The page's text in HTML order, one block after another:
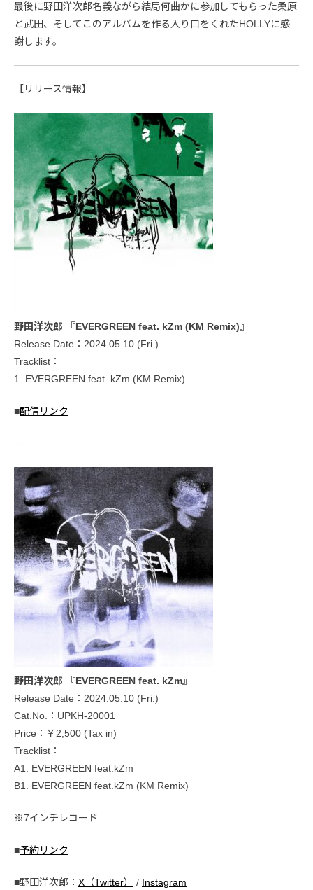
最後に野田洋次郎名義ながら結局何曲かに参加してもらった桑原
と武田、そしてこのアルバムを作る入り口をくれたHOLLYに感
謝します。
【リリース情報】
野田洋次郎 『EVERGREEN feat. kZm (KM Remix)』
Release Date：2024.05.10 (Fri.)
Tracklist：
1. EVERGREEN feat. kZm (KM Remix)
■配信リンク
==
野田洋次郎 『EVERGREEN feat. kZm』
Release Date：2024.05.10 (Fri.)
Cat.No.：UPKH-20001
Price：￥2,500 (Tax in)
Tracklist：
A1. EVERGREEN feat.kZm
B1. EVERGREEN feat.kZm (KM Remix)
※7インチレコード
■予約リンク
■野田洋次郎： X（Twitter） / Instagram